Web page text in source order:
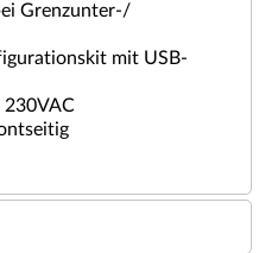
Grenzunter-/
mit USB-
230VAC